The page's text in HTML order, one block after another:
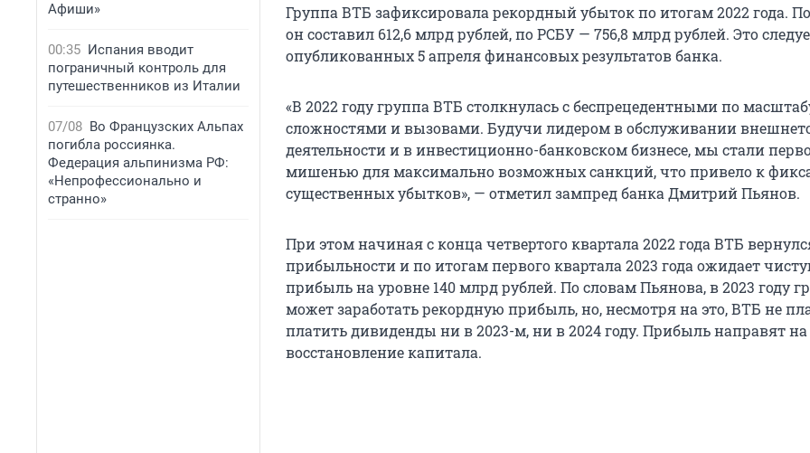
Афиши»
00:35 Испания вводит
пограничный контроль для
путешественников из Италии
07/08 Во Французских Альпах
погибла россиянка.
Федерация альпинизма РФ:
«Непрофессионально и
странно»
Группа ВТБ зафиксировала рекордный убыток по итогам 2022 года.
он составил 612,6 млрд рублей, по РСБУ — 756,8 млрд рублей. Это
опубликованных 5 апреля финансовых результатов банка.
«В 2022 году группа ВТБ столкнулась с беспрецедентными по
сложностями и вызовами. Будучи лидером в обслуживании
деятельности и в инвестиционно-банковском бизнесе, мы стали
мишенью для максимально возможных санкций, что привело к
существенных убытков», — отметил зампред банка Дмитрий Пьянов.
При этом начиная с конца четвертого квартала 2022 года ВТБ
прибыльности и по итогам первого квартала 2023 года ожидает
прибыль на уровне 140 млрд рублей. По словам Пьянова, в 2023 году
может заработать рекордную прибыль, но, несмотря на это, ВТБ не
платить дивиденды ни в 2023-м, ни в 2024 году. Прибыль направят на
восстановление капитала.